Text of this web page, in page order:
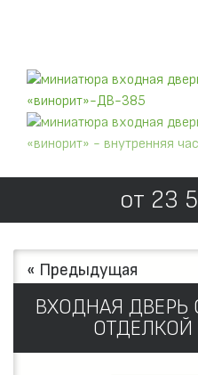
от 23
« Предыдущая
ВХОДНАЯ ДВЕРЬ
ОТДЕЛКОЙ